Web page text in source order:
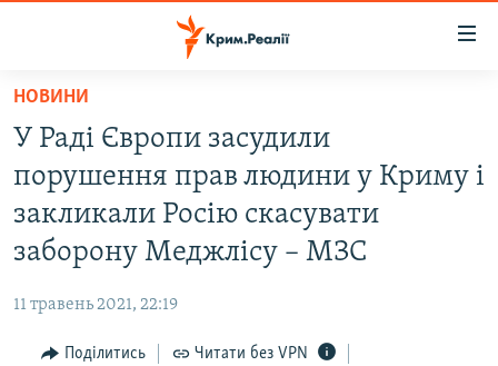
Перейти
основного
матеріалу
Перейти
до
основної
Перейти
ВОДА.КРИМ
ВІДЕО ТА ФОТО
ПОЛІТИКА
ПОГЛЯД
ІНТЕРВ'Ю
НОВИНИ
У Раді Європи засудили
порушення прав людини у Криму і
закликали Росію скасувати
заборону Меджлісу – МЗС
11 травень 2021, 22:19
Поділитись Читати без VPN